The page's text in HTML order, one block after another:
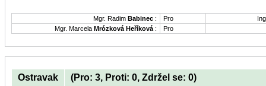
Mgr. Radim Babinec : Pro
Mgr. Marcela Mrózková Heříková : Pro
Ostravak (Pro: 3, Proti: 0, Zdržel se: 0)